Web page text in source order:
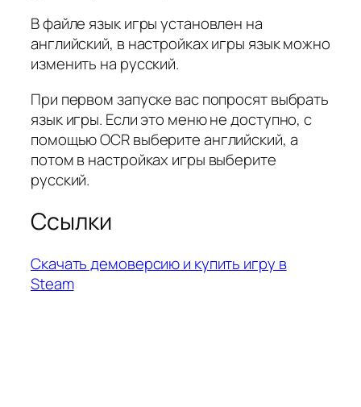
В файле язык игры установлен на
английский, в настройках игры язык можно
изменить на русский.
При первом запуске вас попросят выбрать
язык игры. Если это меню не доступно, с
помощью OCR выберите английский, а
потом в настройках игры выберите
русский.
Ссылки
Скачать демоверсию и купить игру в
Steam